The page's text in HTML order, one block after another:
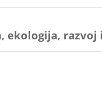
ekologija,